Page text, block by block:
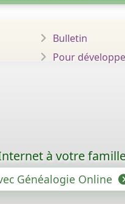
Bulletin
Pour
à votre
Généalogie Online